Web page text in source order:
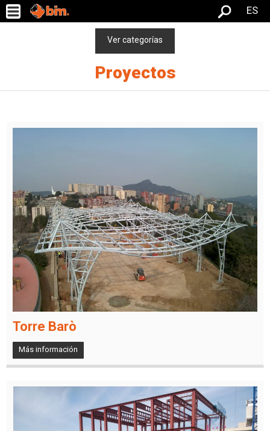
ES
Ver categorías
Proyectos
Torre Barò
Más información